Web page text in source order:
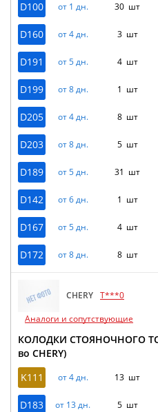
D100 от 1 дн. 30 шт
D160 от 4 дн. 3 шт
D191 от 5 дн. 4 шт
D199 от 8 дн. 1 шт
D205 от 4 дн. 8 шт
D203 от 8 дн. 5 шт
D189 от 5 дн. 31 шт
D142 от 6 дн. 1 шт
D167 от 5 дн. 4 шт
D172 от 8 дн. 8 шт
CHERY T***0
Аналоги и сопутствующие
КОЛОДКИ СТОЯНОЧНОГО
во CHERY)
K111
от 4 дн. 13 шт
D183 от 13 дн. 5 шт